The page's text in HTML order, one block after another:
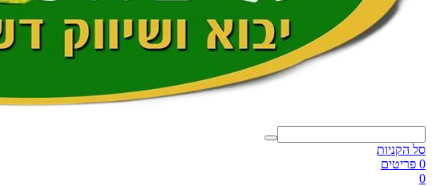
סל הקניות
0 פריטים
0